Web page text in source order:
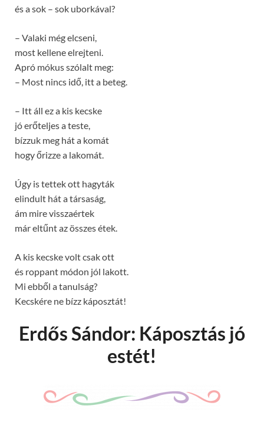
és a sok – sok uborkával?
– Valaki még elcseni,
most kellene elrejteni.
Apró mókus szólalt meg:
– Most nincs idő, itt a beteg.
– Itt áll ez a kis kecske
jó erőteljes a teste,
bízzuk meg hát a komát
hogy őrizze a lakomát.
Úgy is tettek ott hagyták
elindult hát a társaság,
ám mire visszaértek
már eltűnt az összes étek.
A kis kecske volt csak ott
és roppant módon jól lakott.
Mi ebből a tanulság?
Kecskére ne bízz káposztát!
Erdős Sándor: Káposztás jó
estét!